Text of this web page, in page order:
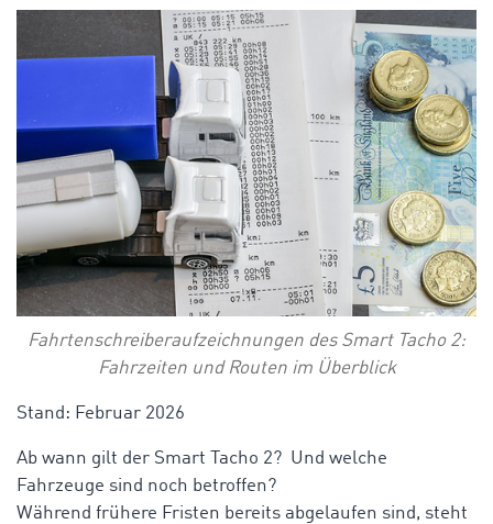
Fahrtenschreiberaufzeichnungen des Smart Tacho 2:
Fahrzeiten und Routen im Überblick
Stand: Februar 2026
Ab wann gilt der Smart Tacho 2? Und welche
Fahrzeuge sind noch betroffen?
Während frühere Fristen bereits abgelaufen sind, steht